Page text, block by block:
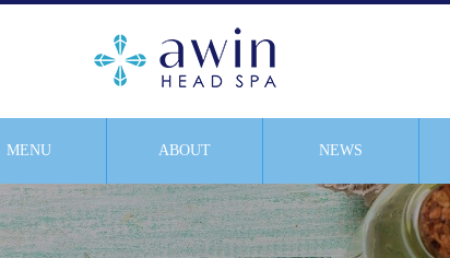
MENU ABOUT NEWS